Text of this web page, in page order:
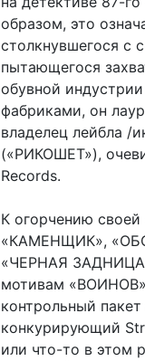
образом, это
столкнувшегося с
пытающегося
обувной
фабриками, он
владелец лейбла /
(«РИКОШЕТ»),
Records.
К огорчению
«КАМЕНЩИК»,
«ЧЕРНАЯ ЗАДНИЦА
мотивам
контрольный
конкурирующий
или что-то в этом